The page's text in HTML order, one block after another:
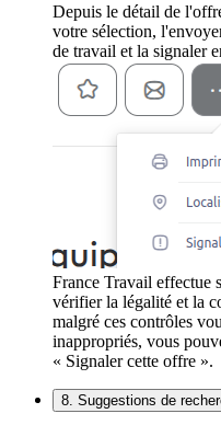
Depuis le détail de
votre sélection,
de travail et la signaler
France Travail effectue
vérifier la légalité et la
malgré ces contrôles
inappropriés, vous
« Signaler cette offre ».
8. Suggestions de